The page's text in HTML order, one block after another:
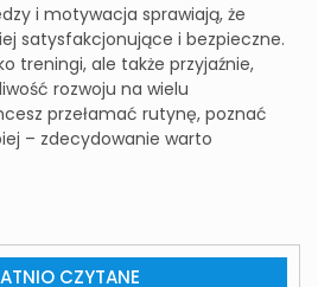
i motywacja sprawiają, że
satysfakcjonujące i bezpieczne.
treningi, ale także przyjaźnie,
rozwoju na wielu
przełamać rutynę, poznać
– zdecydowanie warto
CZYTANE